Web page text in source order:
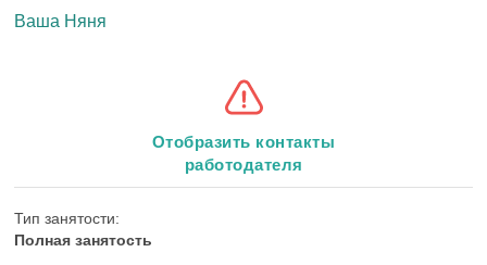
Ваша Няня
Отобразить контакты
работодателя
Тип занятости:
Полная занятость